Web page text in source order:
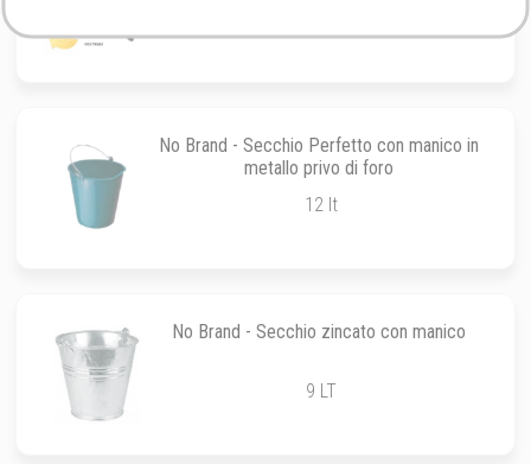
No Brand - Secchio Perfetto con manico in
metallo privo di foro
12 lt
No Brand - Secchio zincato con manico
9 LT